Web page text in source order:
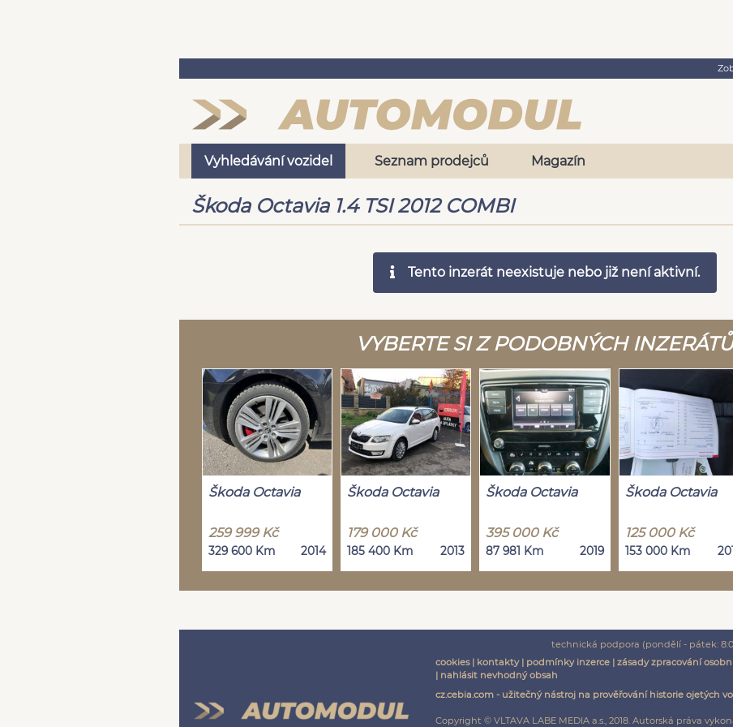
Vyhledávání vozidel Seznam prodejců Magazín
Škoda Octavia 1.4 TSI 2012 COMBI
Tento inzerát neexistuje nebo již není aktivní.
VYBERTE SI Z PODOBNÝCH INZERÁTŮ
Škoda Octavia
259 999 Kč
329 600 Km 2014
Škoda Octavia
179 000 Kč
185 400 Km 2013
Škoda Octavia
395 000 Kč
87 981 Km 2019
Škoda Octavia
125 000 Kč
153 000 Km
technická podpora (pondělí - pátek:
cookies| kontakty| podmínky inzerce| zásady zpracování
| nahlásit nevhodný obsah
cz.cebia.com - užitečný nástroj na prověřování historie ojetých
Copyright © VLTAVA LABE MEDIA a.s., 2018. Autorská práva